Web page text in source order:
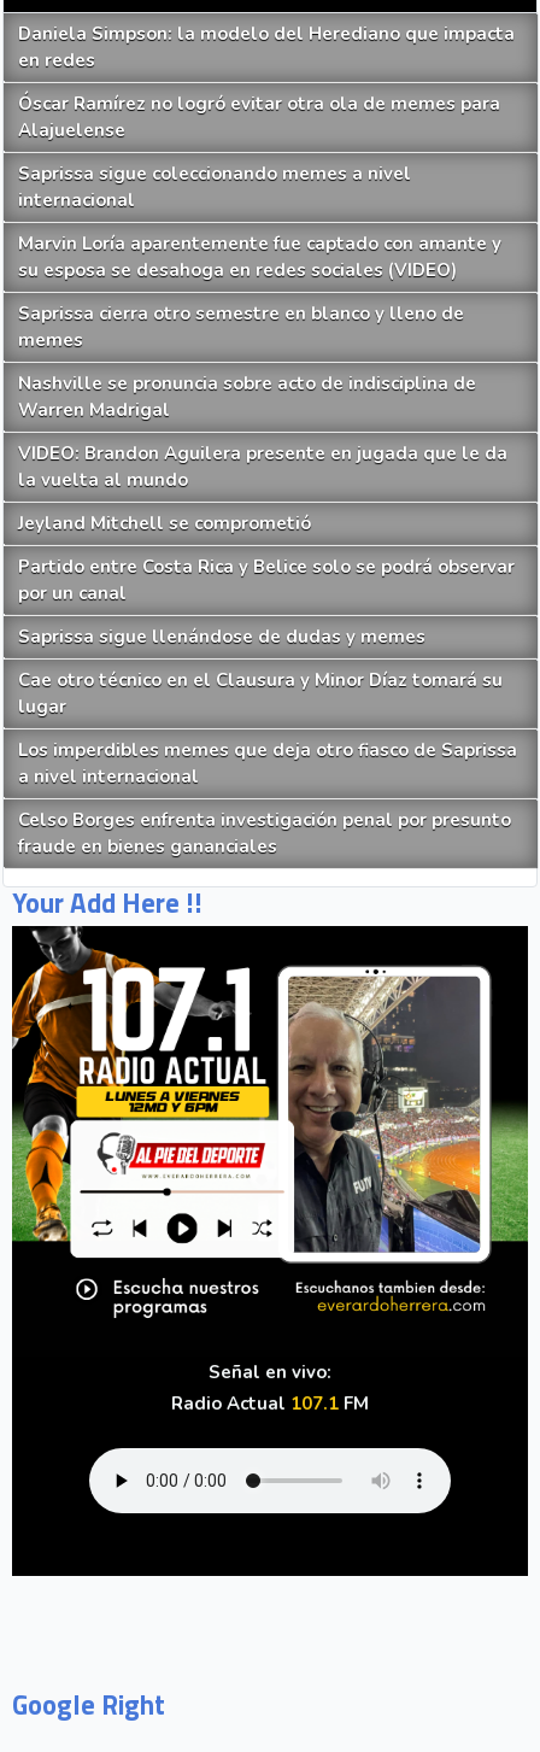
Daniela Simpson: la modelo del Herediano que impacta
en redes
Óscar Ramírez no logró evitar otra ola de memes para
Alajuelense
Saprissa sigue coleccionando memes a nivel
internacional
Marvin Loría aparentemente fue captado con amante y
su esposa se desahoga en redes sociales (VIDEO)
Saprissa cierra otro semestre en blanco y lleno de
memes
Nashville se pronuncia sobre acto de indisciplina de
Warren Madrigal
VIDEO: Brandon Aguilera presente en jugada que le da
la vuelta al mundo
Jeyland Mitchell se comprometió
Partido entre Costa Rica y Belice solo se podrá observar
por un canal
Saprissa sigue llenándose de dudas y memes
Cae otro técnico en el Clausura y Minor Díaz tomará su
lugar
Los imperdibles memes que deja otro fiasco de Saprissa
a nivel internacional
Celso Borges enfrenta investigación penal por presunto
fraude en bienes gananciales
Your Add Here !!
Señal en vivo:
Radio Actual 107.1 FM
Google Right